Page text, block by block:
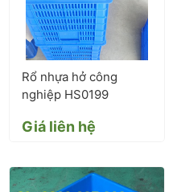
Rổ nhựa hở công
nghiệp HS0199
Giá liên hệ